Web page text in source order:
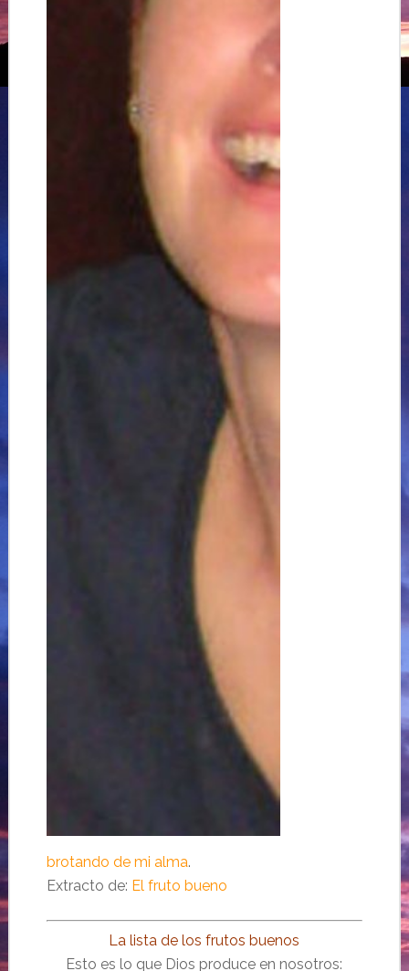
brotando de mi alma.
Extracto de: El fruto bueno
La lista de los frutos buenos
Esto es lo que Dios produce en nosotros: